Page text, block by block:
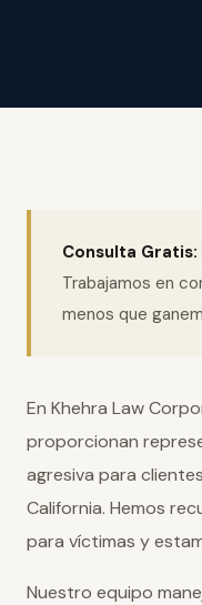
Consulta Gratis:
Trabajamos en
menos que
En Khehra Law
proporcionan
agresiva para
California. Hemos
para víctimas y
Nuestro equipo